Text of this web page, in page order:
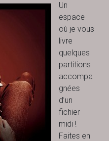
Un
espace
où je vous
livre
quelques
partitions
accompa
gnées
d’un
fichier
midi !
Faites en